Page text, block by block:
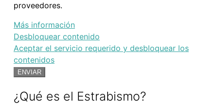
proveedores.
Más información
Desbloquear contenido
Aceptar el servicio requerido y desbloquear los
contenidos
ENVIAR
¿Qué es el Estrabismo?